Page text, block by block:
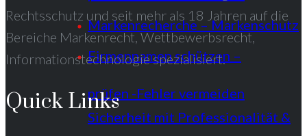
Markenrecherche – Markenschutz
prüfen -Fehler vermeiden
Firmennamen schützen –
Sicherheit mit Professionalität &
Rechtsschutz und seit mehr als 18 Jahren auf die
Bereiche Markenrecht, Wettbewerbsrecht,
Informationstechnologie spezialisiert.
Quick Links